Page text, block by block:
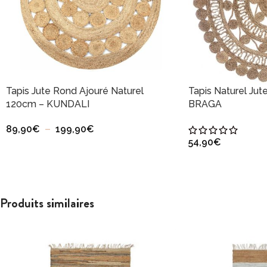
Tapis Jute Rond Ajouré Naturel
120cm – KUNDALI
89,90€ – 199,90€
Tapis Naturel
BRAGA
54,90€
Produits similaires